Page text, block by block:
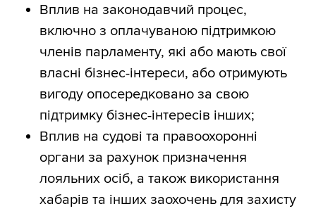
Вплив на законодавчий процес,
включно з оплачуваною підтримкою
членів парламенту, які або мають свої
власні бізнес-інтереси, або отримують
вигоду опосередковано за свою
підтримку бізнес-інтересів інших;
Вплив на судові та правоохоронні
органи за рахунок призначення
лояльних осіб, а також використання
хабарів та інших заохочень для захисту